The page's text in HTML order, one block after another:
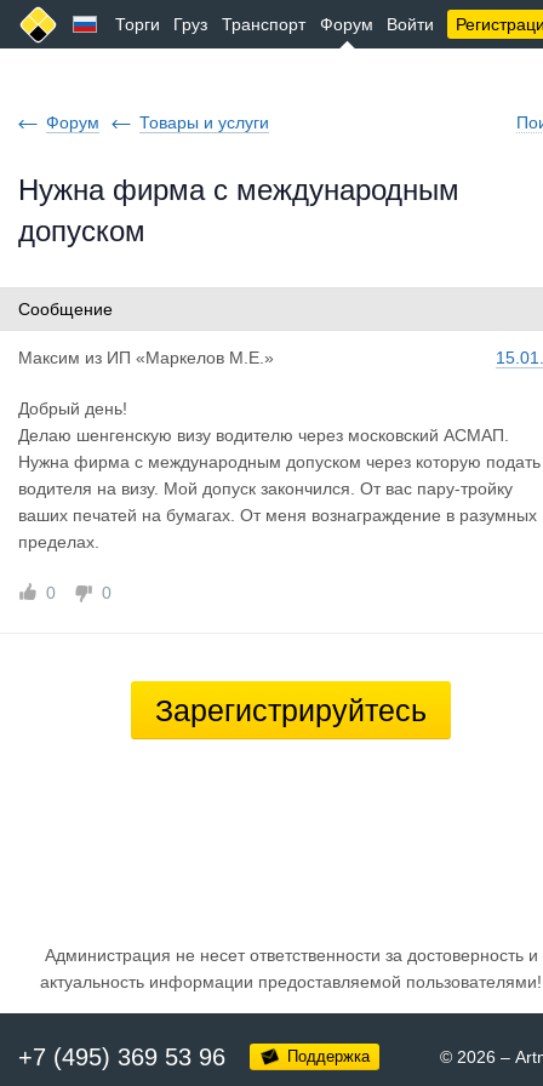
Торги Груз Транспорт Форум Войти
Форум Товары и услуги
Нужна фирма с международным
допуском
Сообщение
Максим из ИП «Маркелов М.Е.»
Добрый день!
Делаю шенгенскую визу водителю через московский АСМАП.
Нужна фирма с международным допуском через которую подать
водителя на визу. Мой допуск закончился. От вас пару-тройку
ваших печатей на бумагах. От меня вознаграждение в разумных
пределах.
0 0
Зарегистрируйтесь
Администрация не несет ответственности за достоверность и
актуальность информации предоставляемой пользователями!
+7 (495) 369 53 96 Поддержка © 2026 –